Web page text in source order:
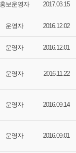
홍보운영자 2017.03.15
운영자 2016.12.02
운영자 2016.12.01
운영자 2016.11.22
운영자 2016.09.14
운영자 2016.09.01